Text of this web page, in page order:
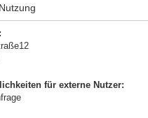
für externe Nutzer: